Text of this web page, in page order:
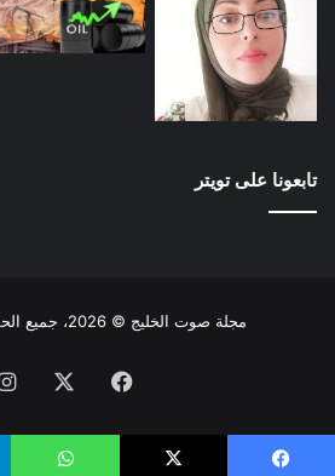
تابعونا على تويتر
مجلة صوت الخليج © 2026، جميع الحقوق محفوظة |
فيسبوك